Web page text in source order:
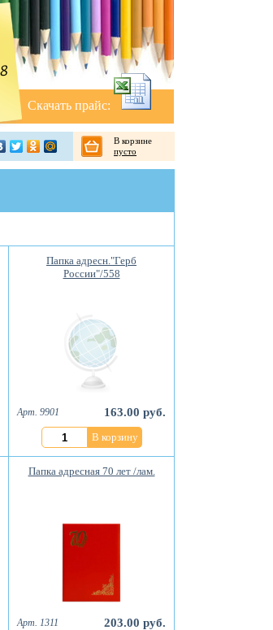
Скачать прайс:
В корзине
пусто
Папка адресн."Герб
России"/558
Арт. 9901 163.00 руб.
В корзину
Папка адресная 70 лет /лам.
Арт. 1311 203.00 руб.